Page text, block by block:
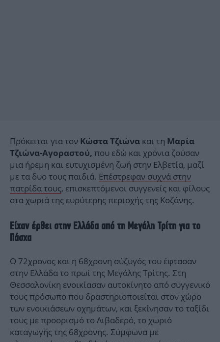
Πρόκειται για τον Κώστα Τζιώνα και τη Μαρία
Τζιώνα-Αγοραστού, που εδώ και χρόνια ζούσαν
μια ήρεμη και ευτυχισμένη ζωή στην Ελβετία, μαζί
με τα δυο τους παιδιά. Επέστρεφαν συχνά στην
πατρίδα τους, επισκεπτόμενοι συγγενείς και φίλους
στα χωριά της ευρύτερης περιοχής της Κοζάνης.
Είχαν έρθει στην Ελλάδα από τη Μεγάλη Τρίτη για το
Πάσχα
Ο 72χρονος και η 68χρονη σύζυγός του έφτασαν
στην Ελλάδα το πρωί της Μεγάλης Τρίτης. Στη
Θεσσαλονίκη ενοικίασαν αυτοκίνητο από συγγενικό
τους πρόσωπο που δραστηριοποιείται στον χώρο
των ενοικιάσεων οχημάτων, και ξεκίνησαν το ταξίδι
τους με προορισμό το Λιβαδερό, το χωριό
καταγωγής της 68χρονης. Σύμφωνα με